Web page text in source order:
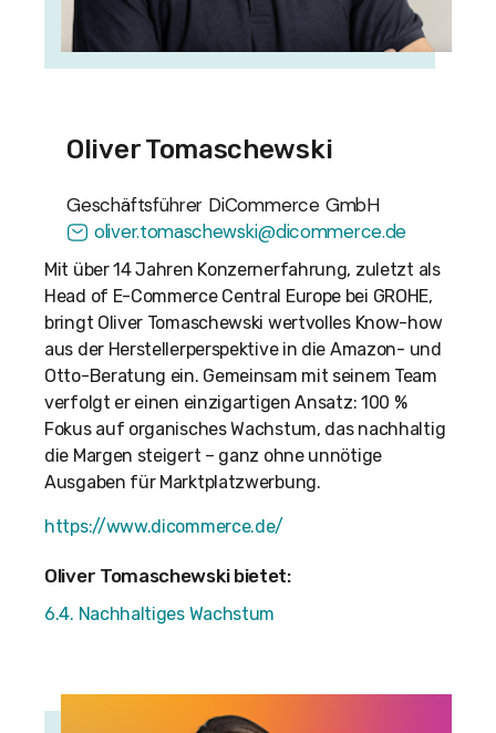
Oliver Tomaschewski
Geschäftsführer DiCommerce GmbH
oliver.tomaschewski@dicommerce.de
Mit über 14 Jahren Konzernerfahrung, zuletzt als
Head of E-Commerce Central Europe bei GROHE,
bringt Oliver Tomaschewski wertvolles Know-how
aus der Herstellerperspektive in die Amazon- und
Otto-Beratung ein. Gemeinsam mit seinem Team
verfolgt er einen einzigartigen Ansatz: 100 %
Fokus auf organisches Wachstum, das nachhaltig
die Margen steigert – ganz ohne unnötige
Ausgaben für Marktplatzwerbung.
https://www.dicommerce.de/
Oliver Tomaschewski bietet:
6.4. Nachhaltiges Wachstum